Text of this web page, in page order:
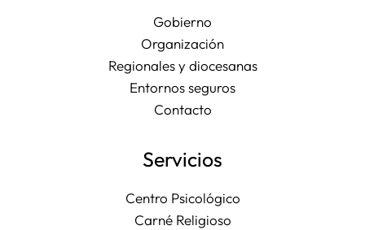
Gobierno
Organización
Regionales y diocesanas
Entornos seguros
Contacto
Servicios
Centro Psicológico
Carné Religioso